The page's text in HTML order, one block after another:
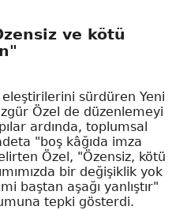
ve kötü
sürdüren Yeni
Özel de düzenlemeyi
ardında, toplumsal
"boş kâğıda imza
Özel, "Özensiz, kötü
bir değişiklik yok
baştan aşağı yanlıştır"
tepki gösterdi.